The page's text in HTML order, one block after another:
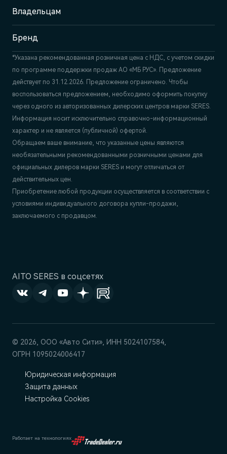
AITO SERES в соцсетях
+7 (495) 445-61-10
Владельцам
Бренд
*Указана рекомендованная розничная цена c НДС, с учетом скидки
по программе поддержки продаж АО «МБ РУС». Предложение
действует по 31.12.2026. Предложение ограничено. Чтобы
воспользоваться предложением, необходимо оформить покупку
через одного из авторизованных дилерских центров марки SERES.
Информация носит исключительно справочно-информационный
характер и не является (публичной) офертой.
Обращаем ваше внимание, что указанные цены являются
необязательными рекомендованными розничными ценами для
официальных дилеров марки SERES и могут отличаться от
действительных цен.
Приобретение любой продукции осуществляется в соответствии с
условиями индивидуального договора купли-продажи,
заключаемого с продавцом.
© 2026, ООО «‎Авто Сити», ИНН 5024107584,
ОГРН 1095024006417
Юридическая информация
Защита данных
Настройка Cookies
Работает на технологиях